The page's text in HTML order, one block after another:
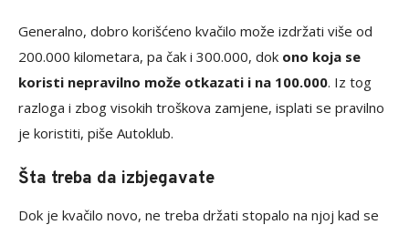
Generalno, dobro korišćeno kvačilo može izdržati više od
200.000 kilometara, pa čak i 300.000, dok ono koja se
koristi nepravilno može otkazati i na 100.000. Iz tog
razloga i zbog visokih troškova zamjene, isplati se pravilno
je koristiti, piše Autoklub.
Šta treba da izbjegavate
Dok je kvačilo novo, ne treba držati stopalo na njoj kad se